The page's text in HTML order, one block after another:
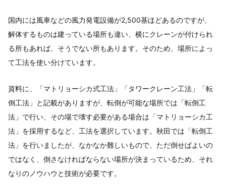
国内には風車などの風力発電設備が2,500基ほどあるのですが、
解体するものは建っている場所も違い、横にクレーンが付けられ
る所もあれば、そうでない所もあります。そのため、場所によっ
て工法を使い分けています。
資料に、「マトリョーシカ式工法」「タワークレーン工法」「転
倒工法」と記載がありますが、転倒が可能な場所では「転倒工
法」で行い、その場で壊す必要がある場合は「マトリョーシカ工
法」を採用するなど、工法を選択しています。秋田では「転倒工
法」を行いましたが、なかなか難しいもので、ただ倒せばよいの
ではなく、倒さなければならない場所が決まっているため、それ
なりのノウハウと技術が必要です。